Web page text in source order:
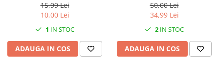
Aspersoare
Ghivece si suporturi
Gratare
15,99 Lei
10,00 Lei
1 IN STOC
ADAUGA IN COS
50,00 Lei
34,99 Lei
2 IN STOC
ADAUGA IN COS